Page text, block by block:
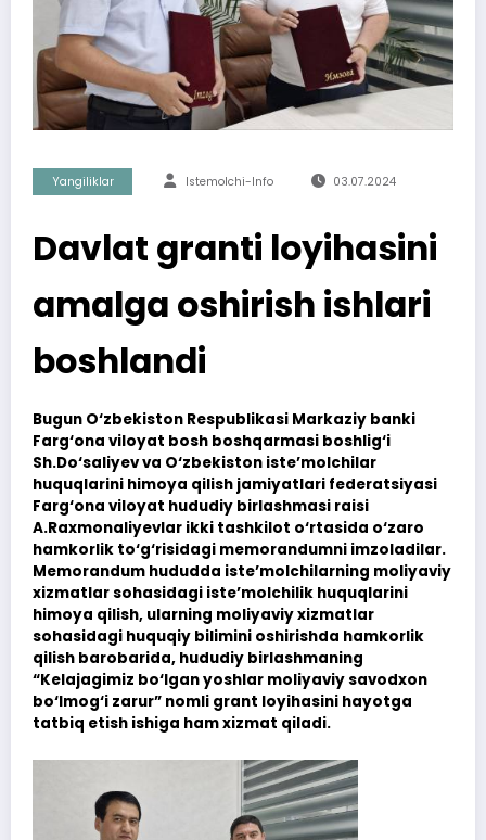
Yangiliklar Istemolchi-Info 03.07.2024
Davlat granti loyihasini
amalga oshirish ishlari
boshlandi
Bugun O‘zbekiston Respublikasi Markaziy banki
Farg‘ona viloyat bosh boshqarmasi boshlig‘i
Sh.Do‘saliyev va O‘zbekiston iste’molchilar
huquqlarini himoya qilish jamiyatlari federatsiyasi
Farg‘ona viloyat hududiy birlashmasi raisi
A.Raxmonaliyevlar ikki tashkilot o‘rtasida o‘zaro
hamkorlik to‘g‘risidagi memorandumni imzoladilar.
Memorandum hududda iste’molchilarning moliyaviy
xizmatlar sohasidagi iste’molchilik huquqlarini
himoya qilish, ularning moliyaviy xizmatlar
sohasidagi huquqiy bilimini oshirishda hamkorlik
qilish barobarida, hududiy birlashmaning
“Kelajagimiz bo‘lgan yoshlar moliyaviy savodxon
bo‘lmog‘i zarur” nomli grant loyihasini hayotga
tatbiq etish ishiga ham xizmat qiladi.